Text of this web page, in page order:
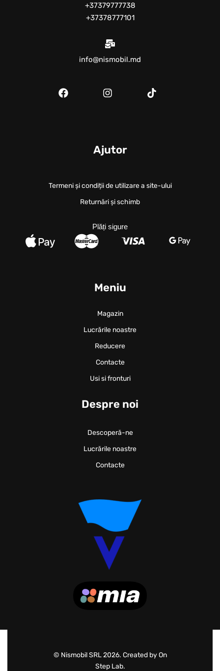
+37379777738
+37378777101
info@nismobil.md
Meniu
Magazin
Lucrările noastre
Reducere
Contacte
Usi si fronturi
Despre noi
Descoperă-ne
Lucrările noastre
Contacte
Ajutor
Termeni și condiții de utilizare a site-ului
Returnări și schimb
Plăți sigure
© Nismobil SRL 2026. Created by On
Step Lab.